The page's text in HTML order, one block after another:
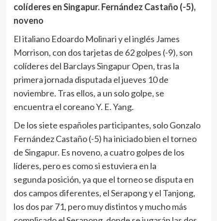
colíderes en Singapur. Fernández Castaño (-5),
noveno
El italiano Edoardo Molinari y el inglés James
Morrison, con dos tarjetas de 62 golpes (-9), son
colíderes del Barclays Singapur Open, tras la
primera jornada disputada el jueves 10 de
noviembre. Tras ellos, a un solo golpe, se
encuentra el coreano Y. E. Yang.
De los siete españoles participantes, solo Gonzalo
Fernández Castaño (-5) ha iniciado bien el torneo
de Singapur. Es noveno, a cuatro golpes de los
líderes, pero es como si estuviera en la
segunda posición, ya que el torneo se disputa en
dos campos diferentes, el Serapong y el Tanjong,
los dos par 71, pero muy distintos y mucho más